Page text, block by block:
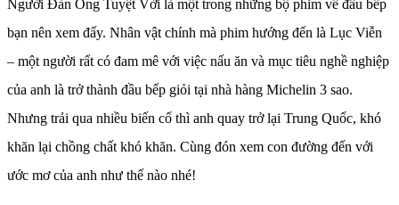
Người Đàn Ông Tuyệt Vời là một trong những bộ phim về đầu bếp
bạn nên xem đấy. Nhân vật chính mà phim hướng đến là Lục Viễn
– một người rất có đam mê với việc nấu ăn và mục tiêu nghề nghiệp
của anh là trở thành đầu bếp giỏi tại nhà hàng Michelin 3 sao.
Nhưng trải qua nhiều biến cố thì anh quay trở lại Trung Quốc, khó
khăn lại chồng chất khó khăn. Cùng đón xem con đường đến với
ước mơ của anh như thế nào nhé!